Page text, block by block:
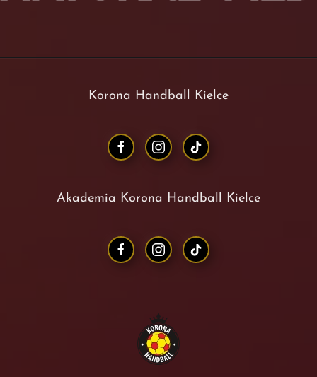
Korona Handball Kielce
Akademia Korona Handball Kielce